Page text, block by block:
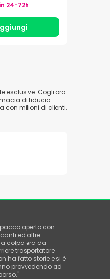
24-72h
esclusive. Cogli ora
di fiducia.
con milioni di clienti.
aperto con
ed altre
colpa era da
trasportatore,
ha fatto storie e si è
provvedendo ad
"